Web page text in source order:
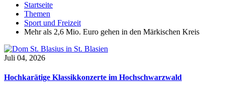
Startseite
Themen
Sport und Freizeit
Mehr als 2,6 Mio. Euro gehen in den Märkischen Kreis
Juli 04, 2026
Hochkarätige Klassikkonzerte im Hochschwarzwald